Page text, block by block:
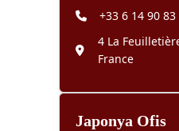
+33 6 14 90 83
4 La
France
Japonya Ofis